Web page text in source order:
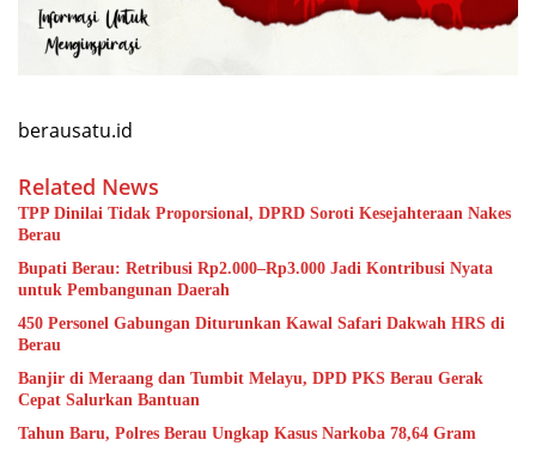
berausatu.id
Related News
TPP Dinilai Tidak Proporsional, DPRD Soroti Kesejahteraan Nakes
Berau
Bupati Berau: Retribusi Rp2.000–Rp3.000 Jadi Kontribusi Nyata
untuk Pembangunan Daerah
450 Personel Gabungan Diturunkan Kawal Safari Dakwah HRS di
Berau
Banjir di Meraang dan Tumbit Melayu, DPD PKS Berau Gerak
Cepat Salurkan Bantuan
Tahun Baru, Polres Berau Ungkap Kasus Narkoba 78,64 Gram